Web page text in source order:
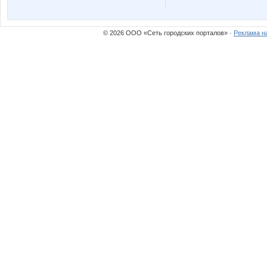
© 2026 ООО «Сеть городских порталов» · Реклама